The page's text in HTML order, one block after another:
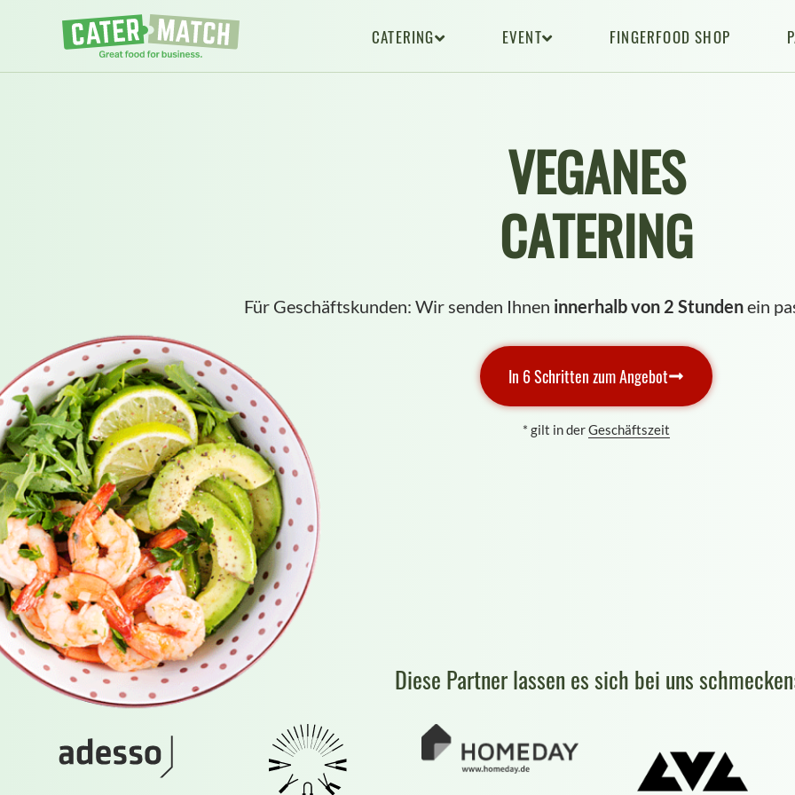
CATERING EVENT FINGERFOOD SHOP
VEGANES
CATERING
Für Geschäftskunden: Wir senden Ihnen innerhalb von 2 Stundenein
In 6 Schritten zum Angebot
* gilt in derGeschäftszeit
Diese Partner lassen es sich bei uns